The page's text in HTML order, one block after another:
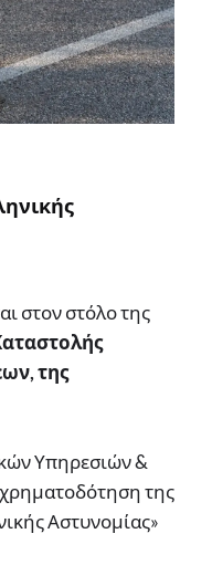
στον στόλο της
της
Υπηρεσιών &
της
Αστυνομίας»